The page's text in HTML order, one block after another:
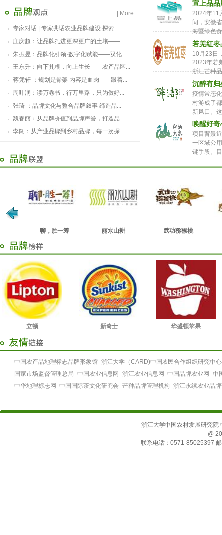
| More
专家对话 | 专家共话农业品牌建设 探索...
庄庆超：让品牌扎进更深更广的土壤——...
朱振昱：品牌化引领·数字化赋能——双化...
王东升：向下扎根，向上生长——农产品区...
蒋凭轩 ：规划是骨架 内容是血肉——跟着...
周叶润：读万卷书，行万里路，只为做好...
张琦 ：品牌文化与整合品牌叙事 缔造品...
魏春丽：从品牌价值到品牌声誉，打造品...
李闯：从产业品牌到乡村品牌，每一次探...
宣上品品
2024年11
间，安徽
海暨绿色
若羌红枣
10月23日
2023年若
浙江芒种
沉醉有
疫情常态
村游成了
新风口。
唤醒好
项目背景
一区域公
键手段。
聊，胜一筹 丽水山耕 武功猕猴桃
立顿 新奇士 华盛顿苹果
中国农产品地理标志品牌形象馆 浙江大学（CARD)中国农民合作组织研究中心
国家市场监督管理总局 中国农业信息网 浙江农业信息网 中国品牌农业网
中
中华地理标志网
中国国际茶文化研究会 芒种品牌管理机构 浙江永续农业品
浙江大学中国农村发展研究院
@
联系电话：0571-85025397